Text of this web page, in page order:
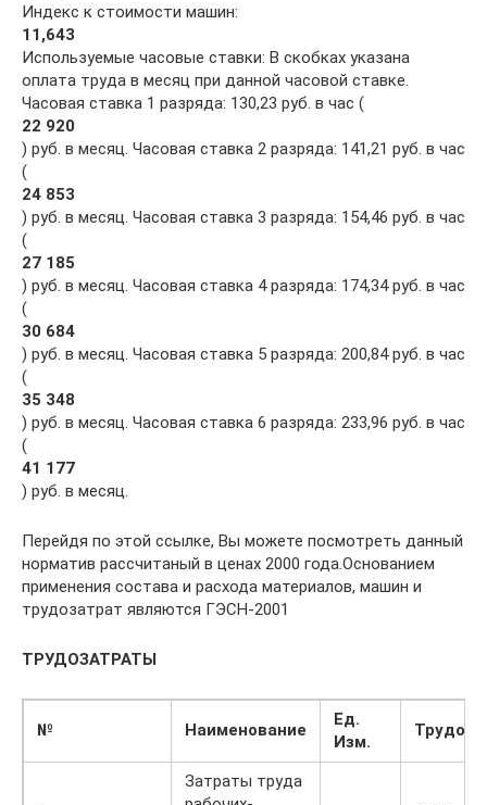
Индекс к стоимости машин:
11,643
Используемые часовые ставки: В скобках указана
оплата труда в месяц при данной часовой ставке.
Часовая ставка 1 разряда: 130,23 руб. в час (
22 920
) руб. в месяц. Часовая ставка 2 разряда: 141,21 руб. в час
(
24 853
) руб. в месяц. Часовая ставка 3 разряда: 154,46 руб. в час
(
27 185
) руб. в месяц. Часовая ставка 4 разряда: 174,34 руб. в час
(
30 684
) руб. в месяц. Часовая ставка 5 разряда: 200,84 руб. в час
(
35 348
) руб. в месяц. Часовая ставка 6 разряда: 233,96 руб. в час
(
41 177
) руб. в месяц.
Перейдя по этой ссылке, Вы можете посмотреть данный
норматив рассчитаный в ценах 2000 года.Основанием
применения состава и расхода материалов, машин и
трудозатрат являются ГЭСН-2001
ТРУДОЗАТРАТЫ
№ Наименование
Ед.
Изм.
Затраты труда